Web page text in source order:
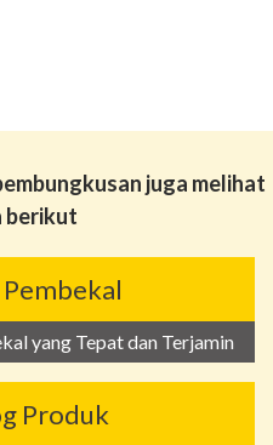
juga melihat
berikut
yang Tepat dan Terjamin
Produk